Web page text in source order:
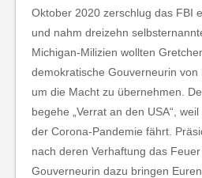
Oktober 2020 zerschlug das FBI
und nahm dreizehn
Michigan-Milizien wollten
demokratische Gouverneurin von
um die Macht zu übernehmen.
begehe „Verrat an den USA“,
der Corona-Pandemie fährt.
nach deren Verhaftung das
Gouverneurin dazu bringen